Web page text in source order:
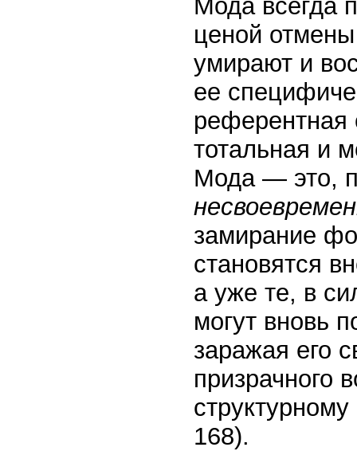
Мода всегда
ценой
умирают и
ее
референтная
тотальная и
Мода — это,
замирание
становятся
а уже те, в
могут вновь
заражая его
призрачного
168).